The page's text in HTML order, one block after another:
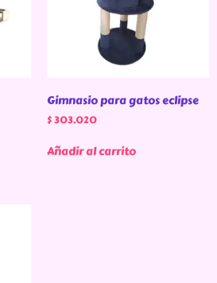
Gimnasio para gatos eclipse
$303.020
Añadir al carrito